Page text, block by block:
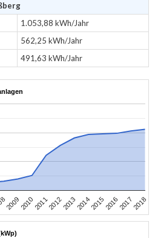
1.053,88 kWh/Jahr
562,25 kWh/Jahr
491,63 kWh/Jahr
2009201020112012201320142015201620172018